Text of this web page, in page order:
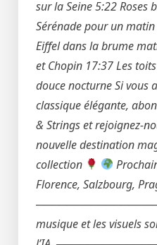
sur la Seine 5:22 Roses
Sérénade pour un
Eiffel dans la brume
et Chopin 17:37 Les
douce nocturne Si vous
classique élégante,
& Strings et rejoignez-
nouvelle destination
collection
Florence, Salzbourg,
musique et les visuels